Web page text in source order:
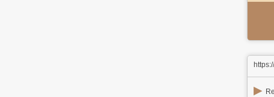
▶